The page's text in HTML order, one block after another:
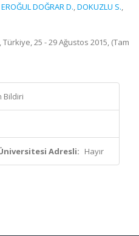
EROĞUL DOĞRAR D.,DOKUZLU S.,
25 - 29 Ağustos 2015, (Tam
Bildiri
Adresli: Hayır